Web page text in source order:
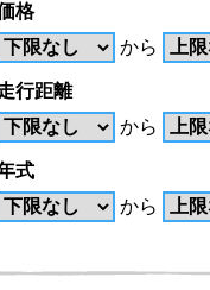
格
から
行距離
から
式
から